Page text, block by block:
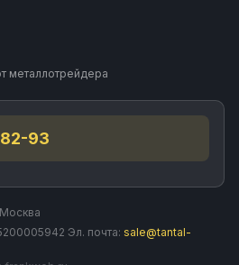
металлотрейдера
93
Эл. почта: sale@tantal-